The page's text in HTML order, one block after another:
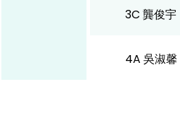
3C 龔俊宇
4A 吳淑馨